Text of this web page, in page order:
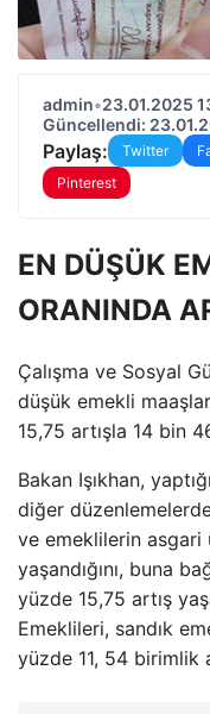
admin•23.01.2025
Güncellendi:
Paylaş: Twitter
Pinterest
EN DÜŞÜK
ORANINDA
Çalışma ve Sosyal
düşük emekli
15,75 artışla 14 bin
Bakan Işıkhan,
diğer
ve emeklilerin asgari
yaşandığını, buna
yüzde 15,75 artış
Emeklileri, sandık
yüzde 11, 54 birimlik